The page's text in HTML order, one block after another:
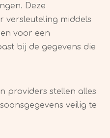
Deze
versleuteling middels
voor een
bij de gegevens die
providers stellen alles
veilig te